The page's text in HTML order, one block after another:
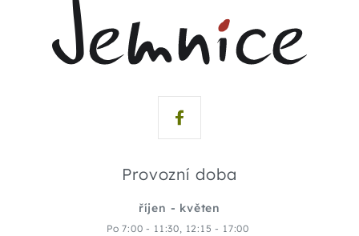
Provozní doba
říjen - květen
Po 7:00 - 11:30, 12:15 - 17:00